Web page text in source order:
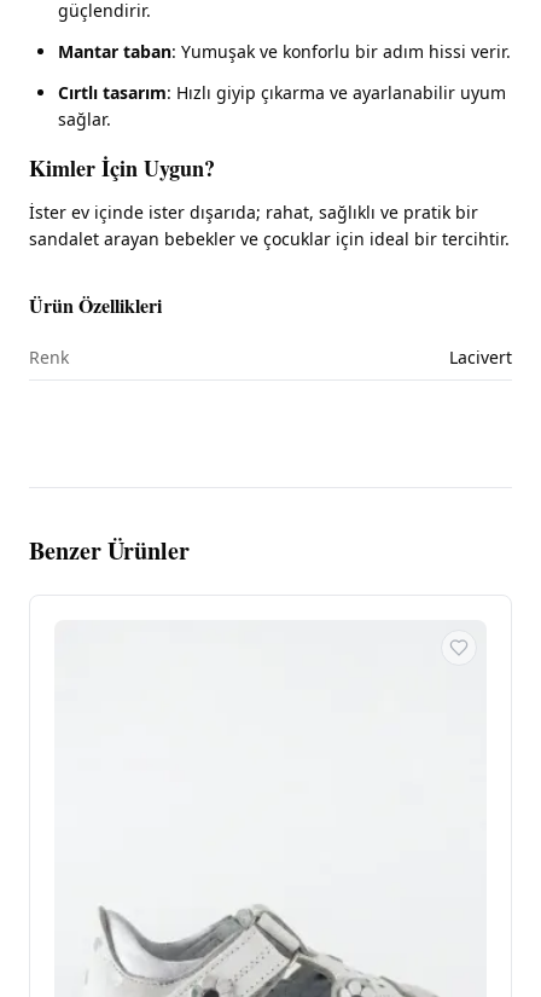
güçlendirir.
Mantar taban: Yumuşak ve konforlu bir adım hissi verir.
Cırtlı tasarım: Hızlı giyip çıkarma ve ayarlanabilir uyum
sağlar.
Kimler İçin Uygun?
İster ev içinde ister dışarıda; rahat, sağlıklı ve pratik bir
sandalet arayan bebekler ve çocuklar için ideal bir tercihtir.
Ürün Özellikleri
Renk Lacivert
Benzer Ürünler